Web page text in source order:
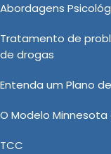
Abordagens
Tratamento de
de drogas
Entenda um Plano
O Modelo
TCC